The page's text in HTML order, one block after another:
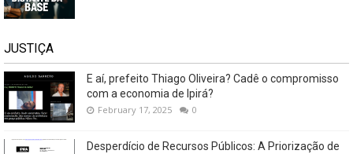
JUSTIÇA
E aí, prefeito Thiago Oliveira? Cadê o compromisso
com a economia de Ipirá?
February 17, 2025 0
Desperdício de Recursos Públicos: A Priorização de